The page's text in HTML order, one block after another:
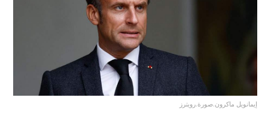
إيمانويل ماكرون.صورة.رويترز